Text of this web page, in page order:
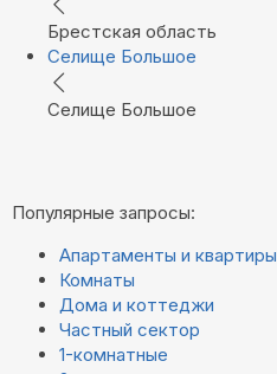
Брестская область
Селище Большое
Селище Большое
Популярные запросы:
Апартаменты и квартиры
Комнаты
Дома и коттеджи
Частный сектор
1-комнатные